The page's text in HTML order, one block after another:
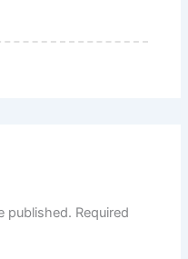
published. Required